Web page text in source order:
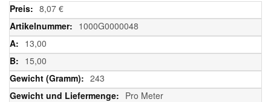
Weitere
Informationen
8,07 €
1000G0000048
13,00
15,00
243
Pro Meter